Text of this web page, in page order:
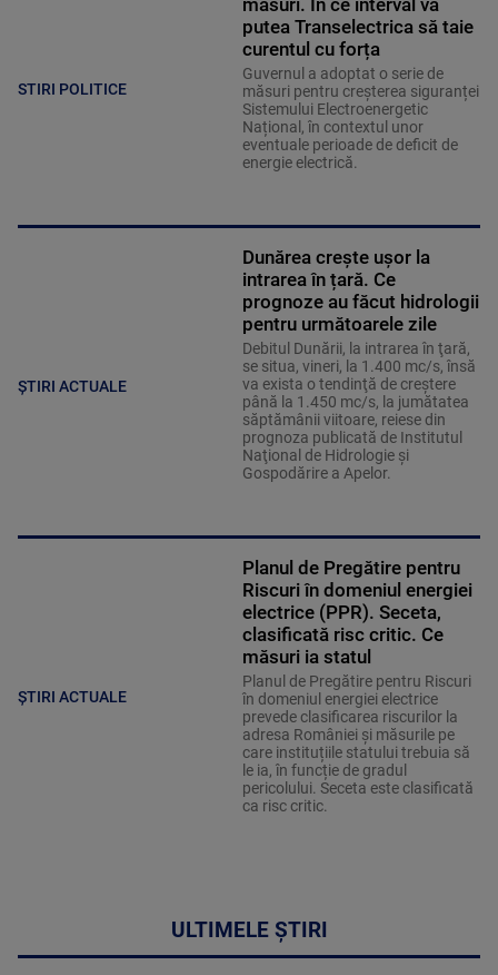
STIRI POLITICE
măsuri. În ce interval va
putea Transelectrica să taie
curentul cu forța
Guvernul a adoptat o serie de
măsuri pentru creșterea siguranței
Sistemului Electroenergetic
Național, în contextul unor
eventuale perioade de deficit de
energie electrică.
ȘTIRI ACTUALE
Dunărea crește ușor la
intrarea în țară. Ce
prognoze au făcut hidrologii
pentru următoarele zile
Debitul Dunării, la intrarea în ţară,
se situa, vineri, la 1.400 mc/s, însă
va exista o tendinţă de creştere
până la 1.450 mc/s, la jumătatea
săptămânii viitoare, reiese din
prognoza publicată de Institutul
Naţional de Hidrologie şi
Gospodărire a Apelor.
ȘTIRI ACTUALE
Planul de Pregătire pentru
Riscuri în domeniul energiei
electrice (PPR). Seceta,
clasificată risc critic. Ce
măsuri ia statul
Planul de Pregătire pentru Riscuri
în domeniul energiei electrice
prevede clasificarea riscurilor la
adresa României și măsurile pe
care instituțiile statului trebuia să
le ia, în funcție de gradul
pericolului. Seceta este clasificată
ca risc critic.
ULTIMELE ȘTIRI